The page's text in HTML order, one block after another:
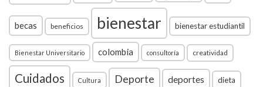
becas beneficios bienestar bienestar estudiantil
Bienestar Universitario colombia consultoría creatividad
Cuidados Cultura Deporte deportes dieta